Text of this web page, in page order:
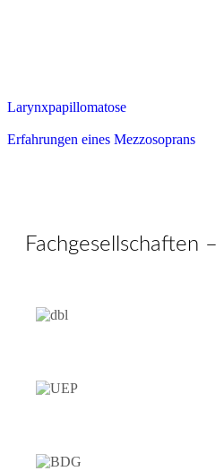
Larynxpapillomatose
Erfahrungen eines Mezzosoprans
Fachgesellschaften